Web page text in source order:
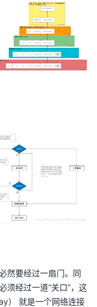
然要经过一扇门。同
须经过一道“关口”，这
） 就是一个网络连接